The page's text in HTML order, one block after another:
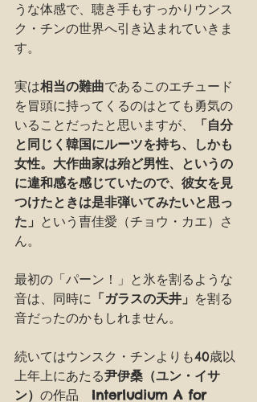
うな体感で、聴き手もすっかりウンス
ク・チンの世界へ引き込まれていきま
す。
実は相当の難曲であるこのエチュード
を冒頭に持ってくるのはとても勇気の
いることだったと思いますが、
「自分
と同じく韓国にルーツを持ち、しかも
女性。大作曲家は殆ど男性、というの
に違和感を感じていたので、彼女を見
つけたときは是非弾いてみたいと思っ
た」 という曺佳愛（チョウ・カエ）さ
ん。
最初の「パーン！」と氷を割るような
音は、同時に 「ガラスの天井」 を割る
音だったのかもしれません。
続いてはウンスク・チンよりも40歳以
上年上にあたる尹伊桑（ユン・イサ
ン） の作品 Interludium A for